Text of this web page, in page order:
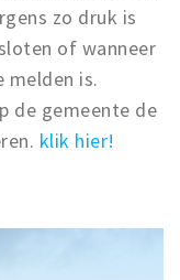
zo druk is
of wanneer
melden is.
de gemeente de
klik hier!